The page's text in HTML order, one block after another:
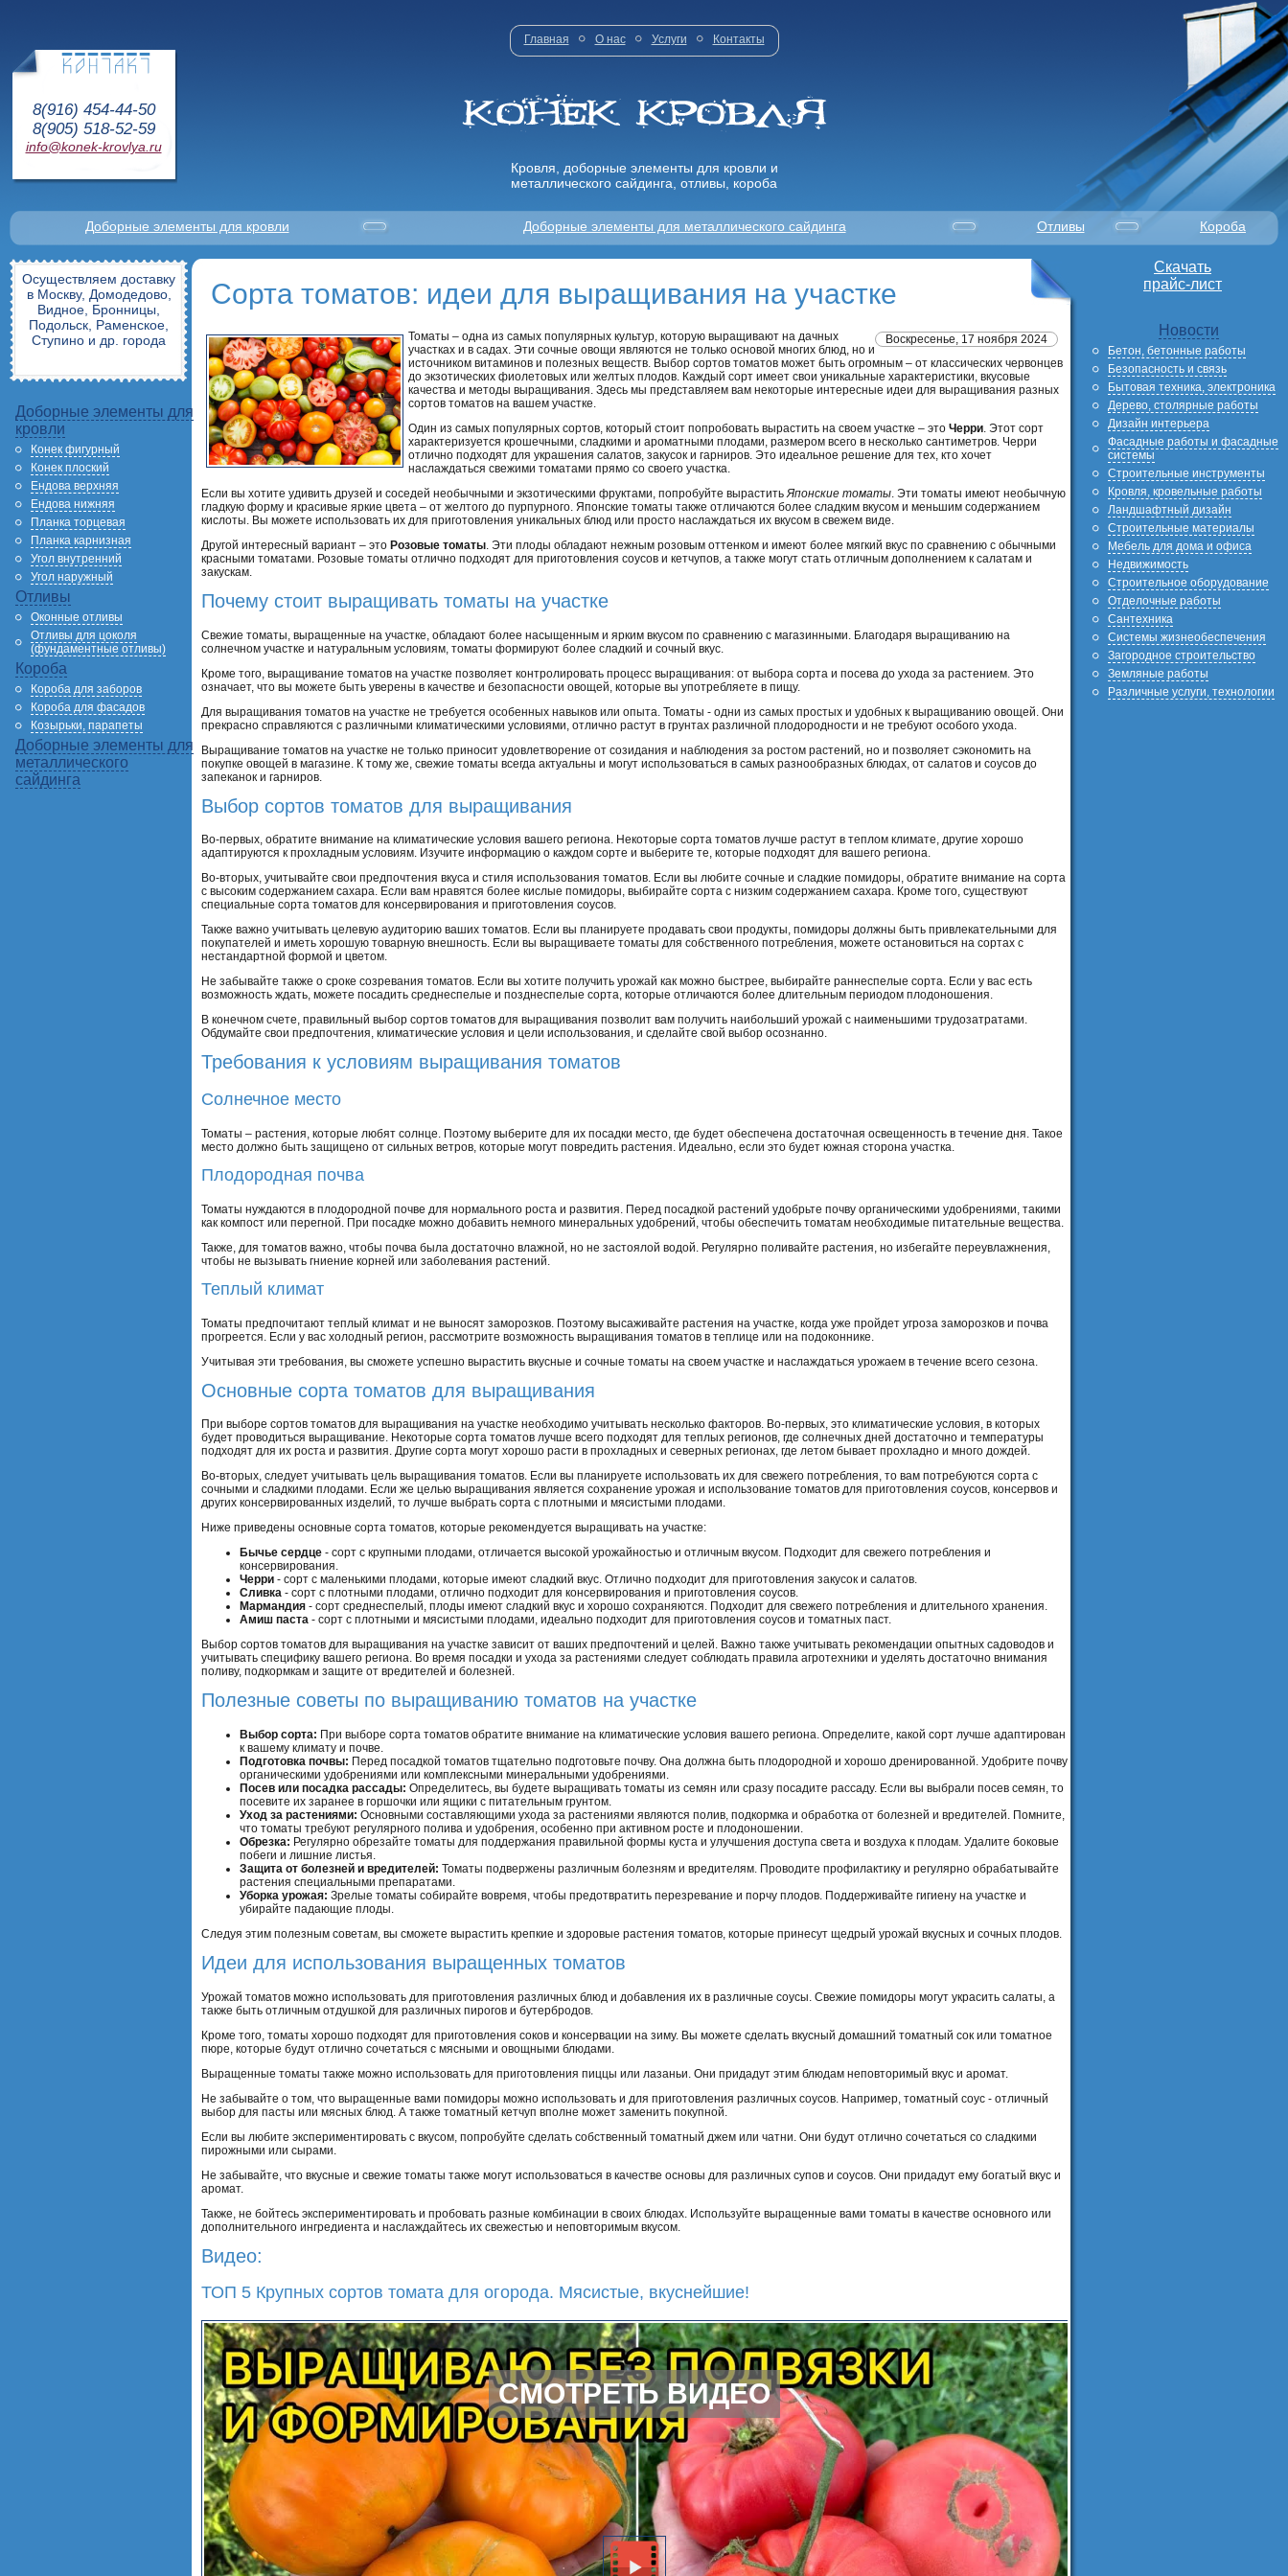
8(916) 454-44-50
8(905) 518-52-59
info@konek-krovlya.ru
Главная О нас Услуги Контакты
Кровля, доборные элементы для кровли и
металлического сайдинга, отливы, короба
Доборные элементы для кровли Доборные элементы для металлического сайдинга Отливы Короба
Осуществляем доставку
в Москву, Домодедово,
Видное, Бронницы,
Подольск, Раменское,
Ступино и др. города
Доборные элементы для
кровли
Конек фигурный
Конек плоский
Ендова верхняя
Ендова нижняя
Планка торцевая
Планка карнизная
Угол внутренний
Угол наружный
Отливы
Оконные отливы
Отливы для цоколя
(фундаментные отливы)
Короба
Короба для заборов
Короба для фасадов
Козырьки, парапеты
Доборные элементы для
металлического
сайдинга
Сорта томатов: идеи для выращивания на участке
Воскресенье, 17 ноября 2024
Томаты – одна из самых популярных культур, которую выращивают на дачных
участках и в садах. Эти сочные овощи являются не только основой многих блюд, но и
источником витаминов и полезных веществ. Выбор сортов томатов может быть огромным – от классических червонцев
до экзотических фиолетовых или желтых плодов. Каждый сорт имеет свои уникальные характеристики, вкусовые
качества и методы выращивания. Здесь мы представляем вам некоторые интересные идеи для выращивания разных
сортов томатов на вашем участке.
Один из самых популярных сортов, который стоит попробовать вырастить на своем участке – это Черри. Этот сорт
характеризуется крошечными, сладкими и ароматными плодами, размером всего в несколько сантиметров. Черри
отлично подходят для украшения салатов, закусок и гарниров. Это идеальное решение для тех, кто хочет
наслаждаться свежими томатами прямо со своего участка.
Если вы хотите удивить друзей и соседей необычными и экзотическими фруктами, попробуйте выраститьЯпонские томаты. Эти томаты имеют необычную
гладкую форму и красивые яркие цвета – от желтого до пурпурного. Японские томаты также отличаются более сладким вкусом и меньшим содержанием
кислоты. Вы можете использовать их для приготовления уникальных блюд или просто наслаждаться их вкусом в свежем виде.
Другой интересный вариант – это Розовые томаты. Эти плоды обладают нежным розовым оттенком и имеют более мягкий вкус по сравнению с обычными
красными томатами. Розовые томаты отлично подходят для приготовления соусов и кетчупов, а также могут стать отличным дополнением к салатам и
закускам.
Почему стоит выращивать томаты на участке
Свежие томаты, выращенные на участке, обладают более насыщенным и ярким вкусом по сравнению с магазинными. Благодаря выращиванию на
солнечном участке и натуральным условиям, томаты формируют более сладкий и сочный вкус.
Кроме того, выращивание томатов на участке позволяет контролировать процесс выращивания: от выбора сорта и посева до ухода за растением. Это
означает, что вы можете быть уверены в качестве и безопасности овощей, которые вы употребляете в пищу.
Для выращивания томатов на участке не требуется особенных навыков или опыта. Томаты - одни из самых простых и удобных к выращиванию овощей. Они
прекрасно справляются с различными климатическими условиями, отлично растут в грунтах различной плодородности и не требуют особого ухода.
Выращивание томатов на участке не только приносит удовлетворение от созидания и наблюдения за ростом растений, но и позволяет сэкономить на
покупке овощей в магазине. К тому же, свежие томаты всегда актуальны и могут использоваться в самых разнообразных блюдах, от салатов и соусов до
запеканок и гарниров.
Выбор сортов томатов для выращивания
Во-первых, обратите внимание на климатические условия вашего региона. Некоторые сорта томатов лучше растут в теплом климате, другие хорошо
адаптируются к прохладным условиям. Изучите информацию о каждом сорте и выберите те, которые подходят для вашего региона.
Во-вторых, учитывайте свои предпочтения вкуса и стиля использования томатов. Если вы любите сочные и сладкие помидоры, обратите внимание на сорта
с высоким содержанием сахара. Если вам нравятся более кислые помидоры, выбирайте сорта с низким содержанием сахара. Кроме того, существуют
специальные сорта томатов для консервирования и приготовления соусов.
Также важно учитывать целевую аудиторию ваших томатов. Если вы планируете продавать свои продукты, помидоры должны быть привлекательными для
покупателей и иметь хорошую товарную внешность. Если вы выращиваете томаты для собственного потребления, можете остановиться на сортах с
нестандартной формой и цветом.
Не забывайте также о сроке созревания томатов. Если вы хотите получить урожай как можно быстрее, выбирайте раннеспелые сорта. Если у вас есть
возможность ждать, можете посадить среднеспелые и позднеспелые сорта, которые отличаются более длительным периодом плодоношения.
В конечном счете, правильный выбор сортов томатов для выращивания позволит вам получить наибольший урожай с наименьшими трудозатратами.
Обдумайте свои предпочтения, климатические условия и цели использования, и сделайте свой выбор осознанно.
Требования к условиям выращивания томатов
Солнечное место
Томаты – растения, которые любят солнце. Поэтому выберите для их посадки место, где будет обеспечена достаточная освещенность в течение дня. Такое
место должно быть защищено от сильных ветров, которые могут повредить растения. Идеально, если это будет южная сторона участка.
Плодородная почва
Томаты нуждаются в плодородной почве для нормального роста и развития. Перед посадкой растений удобрьте почву органическими удобрениями, такими
как компост или перегной. При посадке можно добавить немного минеральных удобрений, чтобы обеспечить томатам необходимые питательные вещества.
Также, для томатов важно, чтобы почва была достаточно влажной, но не застоялой водой. Регулярно поливайте растения, но избегайте переувлажнения,
чтобы не вызывать гниение корней или заболевания растений.
Теплый климат
Томаты предпочитают теплый климат и не выносят заморозков. Поэтому высаживайте растения на участке, когда уже пройдет угроза заморозков и почва
прогреется. Если у вас холодный регион, рассмотрите возможность выращивания томатов в теплице или на подоконнике.
Учитывая эти требования, вы сможете успешно вырастить вкусные и сочные томаты на своем участке и наслаждаться урожаем в течение всего сезона.
Основные сорта томатов для выращивания
При выборе сортов томатов для выращивания на участке необходимо учитывать несколько факторов. Во-первых, это климатические условия, в которых
будет проводиться выращивание. Некоторые сорта томатов лучше всего подходят для теплых регионов, где солнечных дней достаточно и температуры
подходят для их роста и развития. Другие сорта могут хорошо расти в прохладных и северных регионах, где летом бывает прохладно и много дождей.
Во-вторых, следует учитывать цель выращивания томатов. Если вы планируете использовать их для свежего потребления, то вам потребуются сорта с
сочными и сладкими плодами. Если же целью выращивания является сохранение урожая и использование томатов для приготовления соусов, консервов и
других консервированных изделий, то лучше выбрать сорта с плотными и мясистыми плодами.
Ниже приведены основные сорта томатов, которые рекомендуется выращивать на участке:
Бычье сердце - сорт с крупными плодами, отличается высокой урожайностью и отличным вкусом. Подходит для свежего потребления и
консервирования.
Черри - сорт с маленькими плодами, которые имеют сладкий вкус. Отлично подходит для приготовления закусок и салатов.
Сливка - сорт с плотными плодами, отлично подходит для консервирования и приготовления соусов.
Мармандия - сорт среднеспелый, плоды имеют сладкий вкус и хорошо сохраняются. Подходит для свежего потребления и длительного хранения.
Амиш паста - сорт с плотными и мясистыми плодами, идеально подходит для приготовления соусов и томатных паст.
Выбор сортов томатов для выращивания на участке зависит от ваших предпочтений и целей. Важно также учитывать рекомендации опытных садоводов и
учитывать специфику вашего региона. Во время посадки и ухода за растениями следует соблюдать правила агротехники и уделять достаточно внимания
поливу, подкормкам и защите от вредителей и болезней.
Полезные советы по выращиванию томатов на участке
Выбор сорта: При выборе сорта томатов обратите внимание на климатические условия вашего региона. Определите, какой сорт лучше адаптирован
к вашему климату и почве.
Подготовка почвы: Перед посадкой томатов тщательно подготовьте почву. Она должна быть плодородной и хорошо дренированной. Удобрите почву
органическими удобрениями или комплексными минеральными удобрениями.
Посев или посадка рассады: Определитесь, вы будете выращивать томаты из семян или сразу посадите рассаду. Если вы выбрали посев семян, то
посевите их заранее в горшочки или ящики с питательным грунтом.
Уход за растениями: Основными составляющими ухода за растениями являются полив, подкормка и обработка от болезней и вредителей. Помните,
что томаты требуют регулярного полива и удобрения, особенно при активном росте и плодоношении.
Обрезка: Регулярно обрезайте томаты для поддержания правильной формы куста и улучшения доступа света и воздуха к плодам. Удалите боковые
побеги и лишние листья.
Защита от болезней и вредителей: Томаты подвержены различным болезням и вредителям. Проводите профилактику и регулярно обрабатывайте
растения специальными препаратами.
Уборка урожая: Зрелые томаты собирайте вовремя, чтобы предотвратить перезревание и порчу плодов. Поддерживайте гигиену на участке и
убирайте падающие плоды.
Следуя этим полезным советам, вы сможете вырастить крепкие и здоровые растения томатов, которые принесут щедрый урожай вкусных и сочных плодов.
Идеи для использования выращенных томатов
Урожай томатов можно использовать для приготовления различных блюд и добавления их в различные соусы. Свежие помидоры могут украсить салаты, а
также быть отличным отдушкой для различных пирогов и бутербродов.
Кроме того, томаты хорошо подходят для приготовления соков и консервации на зиму. Вы можете сделать вкусный домашний томатный сок или томатное
пюре, которые будут отлично сочетаться с мясными и овощными блюдами.
Выращенные томаты также можно использовать для приготовления пиццы или лазаньи. Они придадут этим блюдам неповторимый вкус и аромат.
Не забывайте о том, что выращенные вами помидоры можно использовать и для приготовления различных соусов. Например, томатный соус - отличный
выбор для пасты или мясных блюд. А также томатный кетчуп вполне может заменить покупной.
Если вы любите экспериментировать с вкусом, попробуйте сделать собственный томатный джем или чатни. Они будут отлично сочетаться со сладкими
пирожными или сырами.
Не забывайте, что вкусные и свежие томаты также могут использоваться в качестве основы для различных супов и соусов. Они придадут ему богатый вкус и
аромат.
Также, не бойтесь экспериментировать и пробовать разные комбинации в своих блюдах. Используйте выращенные вами томаты в качестве основного или
дополнительного ингредиента и наслаждайтесь их свежестью и неповторимым вкусом.
Видео:
ТОП 5 Крупных сортов томата для огорода. Мясистые, вкуснейшие!
СМОТРЕТЬ ВИДЕО
Скачать
прайс-лист
Новости
Бетон, бетонные работы
Безопасность и связь
Бытовая техника, электроника
Дерево, столярные работы
Дизайн интерьера
Фасадные работы и фасадные
системы
Строительные инструменты
Кровля, кровельные работы
Ландшафтный дизайн
Строительные материалы
Мебель для дома и офиса
Недвижимость
Строительное оборудование
Отделочные работы
Сантехника
Системы жизнеобеспечения
Загородное строительство
Земляные работы
Различные услуги, технологии